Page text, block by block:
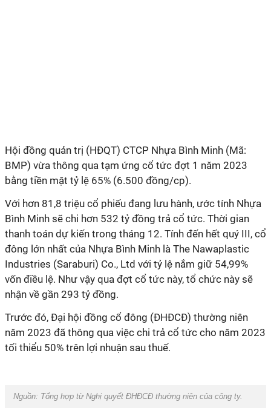
Hội đồng quản trị (HĐQT) CTCP Nhựa Bình Minh (Mã:
BMP) vừa thông qua tạm ứng cổ tức đợt 1 năm 2023
bằng tiền mặt tỷ lệ 65% (6.500 đồng/cp).
Với hơn 81,8 triệu cổ phiếu đang lưu hành, ước tính Nhựa
Bình Minh sẽ chi hơn 532 tỷ đồng trả cổ tức. Thời gian
thanh toán dự kiến trong tháng 12. Tính đến hết quý III, cổ
đông lớn nhất của Nhựa Bình Minh là The Nawaplastic
Industries (Saraburi) Co., Ltd với tỷ lệ nắm giữ 54,99%
vốn điều lệ. Như vậy qua đợt cổ tức này, tổ chức này sẽ
nhận về gần 293 tỷ đồng.
Trước đó, Đại hội đồng cổ đông (ĐHĐCĐ) thường niên
năm 2023 đã thông qua việc chi trả cổ tức cho năm 2023
tối thiểu 50% trên lợi nhuận sau thuế.
Nguồn: Tổng hợp từ Nghị quyết ĐHĐCĐ thường niên của công ty.